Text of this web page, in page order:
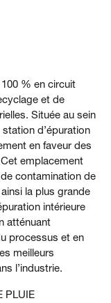
% en circuit
et de
Située au sein
d’épuration
en faveur des
emplacement
contamination de
la plus grande
intérieure
atténuant
processus et en
meilleurs
l’industrie.
PLUIE